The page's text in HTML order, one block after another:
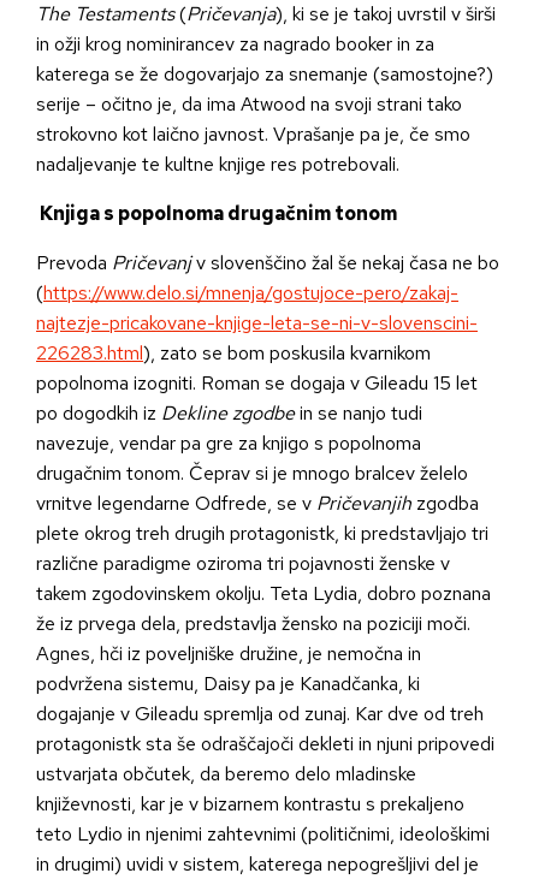
The Testaments(Pričevanja), ki se je takoj uvrstil v širši
in ožji krog nominirancev za nagrado booker in za
katerega se že dogovarjajo za snemanje (samostojne?)
serije – očitno je, da ima Atwood na svoji strani tako
strokovno kot laično javnost. Vprašanje pa je, če smo
nadaljevanje te kultne knjige res potrebovali.
Knjiga s popolnoma drugačnim tonom
Prevoda Pričevanjv slovenščino žal še nekaj časa ne bo
(https://www.delo.si/mnenja/gostujoce-pero/zakaj-
najtezje-pricakovane-knjige-leta-se-ni-v-slovenscini-
226283.html), zato se bom poskusila kvarnikom
popolnoma izogniti. Roman se dogaja v Gileadu 15 let
po dogodkih iz Dekline zgodbein se nanjo tudi
navezuje, vendar pa gre za knjigo s popolnoma
drugačnim tonom. Čeprav si je mnogo bralcev želelo
vrnitve legendarne Odfrede, se v Pričevanjih zgodba
plete okrog treh drugih protagonistk, ki predstavljajo tri
različne paradigme oziroma tri pojavnosti ženske v
takem zgodovinskem okolju. Teta Lydia, dobro poznana
že iz prvega dela, predstavlja žensko na poziciji moči.
Agnes, hči iz poveljniške družine, je nemočna in
podvržena sistemu, Daisy pa je Kanadčanka, ki
dogajanje v Gileadu spremlja od zunaj. Kar dve od treh
protagonistk sta še odraščajoči dekleti in njuni pripovedi
ustvarjata občutek, da beremo delo mladinske
književnosti, kar je v bizarnem kontrastu s prekaljeno
teto Lydio in njenimi zahtevnimi (političnimi, ideološkimi
in drugimi) uvidi v sistem, katerega nepogrešljivi del je